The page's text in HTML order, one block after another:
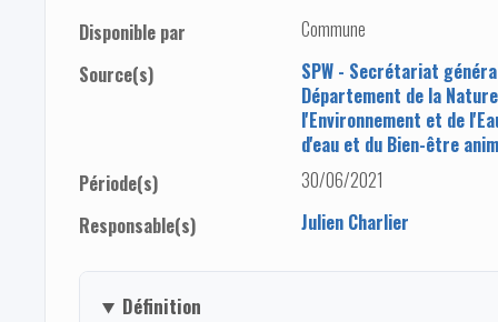
Disponible par
Commune
Source(s)
SPW - Secrétariat
Département de la
l'Environnement et de
d'eau et du Bien-être
Période(s)
30/06/2021
Responsable(s)
Julien Charlier
Définition